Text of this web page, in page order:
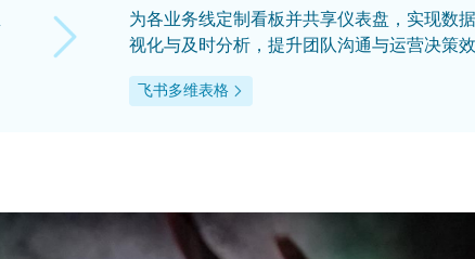
为各业务线定制看板并共享仪表盘，实现数
视化与及时分析，提升团队沟通与运营决策
飞书多维表格